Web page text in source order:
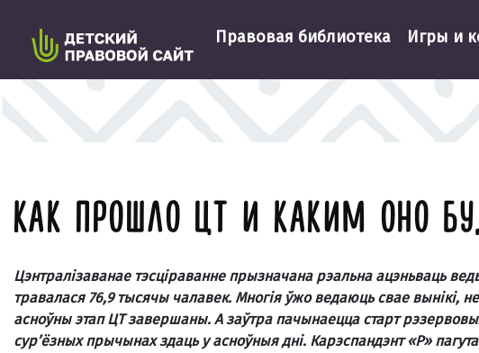
Правовая библиотека Игры и
КАК ПРОШЛО ЦТ И КАКИМ ОНО
Цэнтралізаванае тэсціраванне прызначана рэальна ацэньваць
травалася 76,9 тысячы чалавек. Многія ўжо ведаюць свае вынікі,
асноўны этап ЦТ завершаны. А заўтра пачынаецца старт
сур’ёзных прычынах здаць у асноўныя дні. Карэспандэнт «Р»